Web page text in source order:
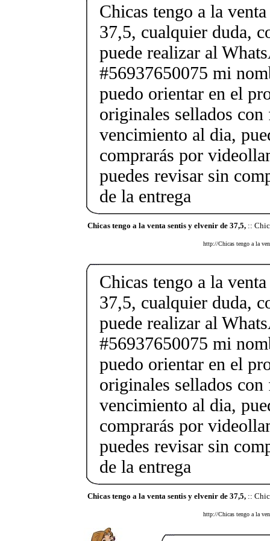
Chicas tengo a la
37,5, cualquier duda,
puede realizar al
#56937650075 mi
puedo orientar en el
originales sellados con
vencimiento al dia,
comprarás por
puedes revisar sin
de la entrega
Chicas tengo a la venta sentis y elvenir de 37,5, ::
http://Chicas tengo a la
Chicas tengo a la
37,5, cualquier duda,
puede realizar al
#56937650075 mi
puedo orientar en el
originales sellados con
vencimiento al dia,
comprarás por
puedes revisar sin
de la entrega
Chicas tengo a la venta sentis y elvenir de 37,5, ::
http://Chicas tengo a la